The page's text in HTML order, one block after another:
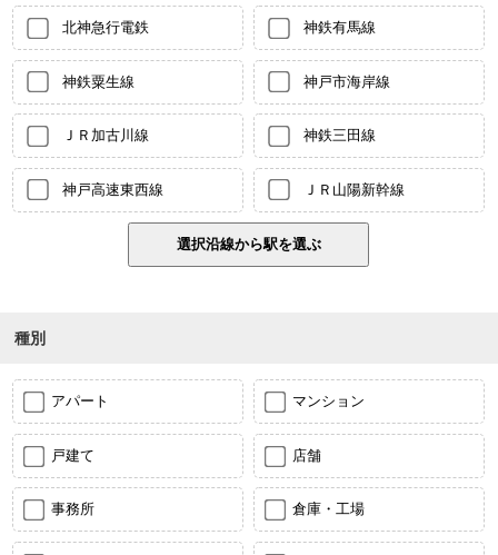
北神急行電鉄 神鉄有馬線
神鉄粟生線 神戸市海岸線
ＪＲ加古川線 神鉄三田線
神戸高速東西線 ＪＲ山陽新幹線
種別
アパート マンション
戸建て 店舗
事務所 倉庫・工場